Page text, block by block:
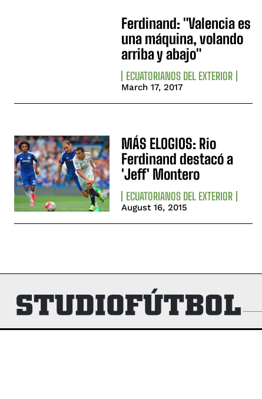
Ferdinand: "Valencia es
una máquina, volando
arriba y abajo"
ECUATORIANOS DEL EXTERIOR
March 17, 2017
MÁS ELOGIOS: Rio
Ferdinand destacó a
'Jeff' Montero
ECUATORIANOS DEL EXTERIOR
August 16, 2015